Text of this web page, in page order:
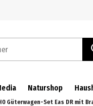
Naturshop
Güterwagen-Set Eas DR mit